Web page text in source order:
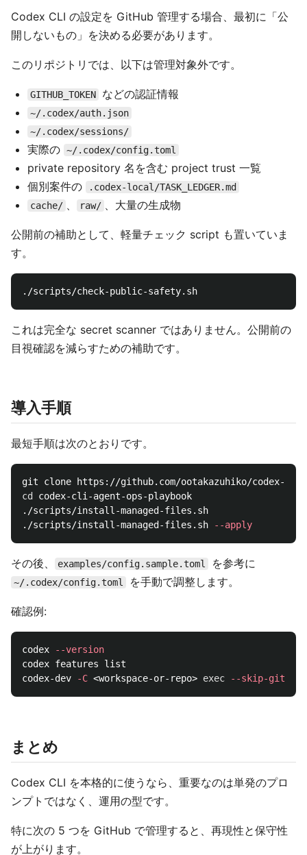
Codex CLI の設定を GitHub 管理する場合、最初に「公
開しないもの」を決める必要があります。
このリポジトリでは、以下は管理対象外です。
GITHUB_TOKEN などの認証情報
~/.codex/auth.json
~/.codex/sessions/
実際の ~/.codex/config.toml
private repository 名を含む project trust 一覧
個別案件の
.codex-local/TASK_LEDGER.md
cache/ 、 raw/ 、大量の生成物
公開前の補助として、軽量チェック script も置いていま
す。
これは完全な secret scanner ではありません。公開前の
目視確認を減らすための補助です。
導入手順
最短手順は次のとおりです。
cd codex-cli-agent-ops-playbook
./scripts/install-managed-files.sh
./scripts/install-managed-files.sh
--apply
その後、 examples/config.sample.toml を参考に
~/.codex/config.toml を手動で調整します。
確認例:
codex
--version
codex features list
codex-dev
-C <workspace-or-repo> exec --skip-git-
まとめ
Codex CLI を本格的に使うなら、重要なのは単発のプロ
ンプトではなく、運用の型です。
特に次の 5 つを GitHub で管理すると、再現性と保守性
が上がります。